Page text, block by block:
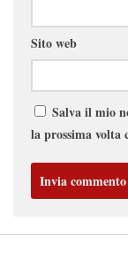
Sito web
Salva il mio
la prossima volta